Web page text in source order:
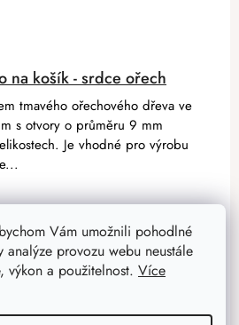
Vám umožnili pohodlné
provozu webu neustále
výkon a použitelnost. Více
na košík - srdce ořech
tmavého ořechového dřeva ve
s otvory o průměru 9 mm
Je vhodné pro výrobu